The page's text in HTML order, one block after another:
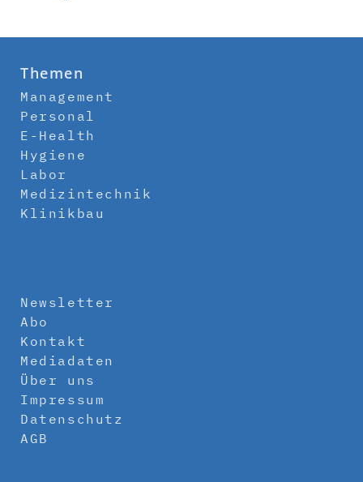
Themen
Management
Personal
E-Health
Hygiene
Labor
Medizintechnik
Klinikbau
Newsletter
Abo
Kontakt
Mediadaten
Über uns
Impressum
Datenschutz
AGB